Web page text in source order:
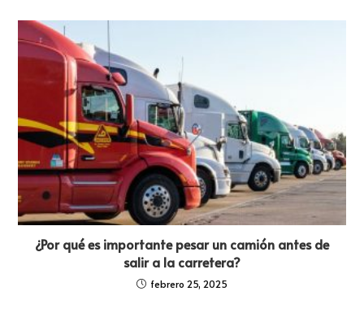
¿Por qué es importante pesar un camión antes de
salir a la carretera?
febrero 25, 2025